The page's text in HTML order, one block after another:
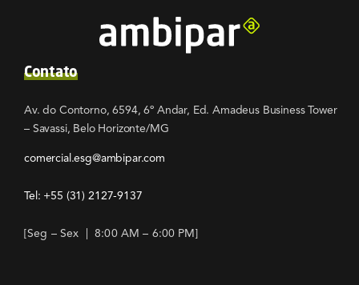
Contato
Av. do Contorno, 6594, 6º Andar, Ed. Amadeus Business Tower
– Savassi, Belo Horizonte/MG
comercial.esg@ambipar.com
Tel: +55 (31) 2127-9137
[Seg – Sex | 8:00 AM – 6:00 PM]